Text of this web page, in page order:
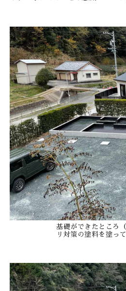
基礎ができたところ
リ対策の塗料を塗っ